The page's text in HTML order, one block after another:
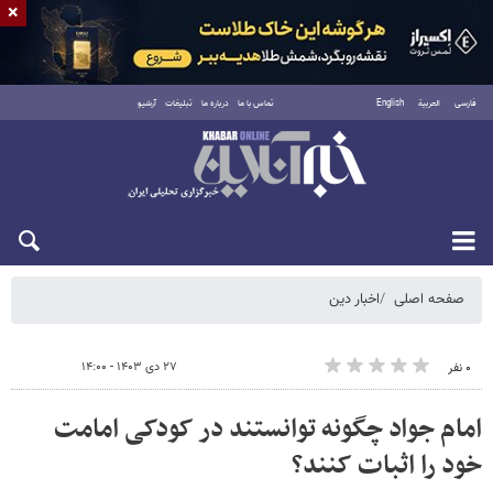
فارسی العربية English تماس با ما درباره ما تبلیغات آرشیو
شنبه ۱۷ مرداد ۱۴۰۵
صفحه اصلی اخبار دین
۰ نفر ۲۷ دی ۱۴۰۳ - ۱۴:۰۰
امام جواد چگونه توانستند در کودکی امامت
خود را اثبات کنند؟
×